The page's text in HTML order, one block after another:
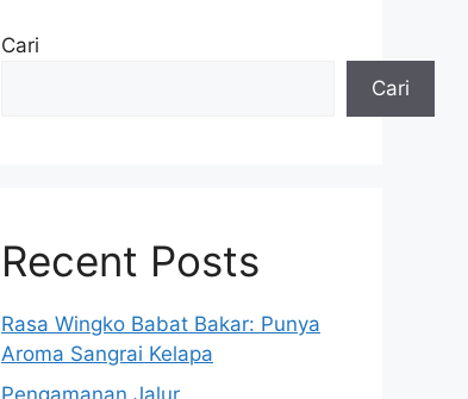
Cari
Cari
Recent Posts
Rasa Wingko Babat Bakar: Punya
Aroma Sangrai Kelapa
Pengamanan Jalur